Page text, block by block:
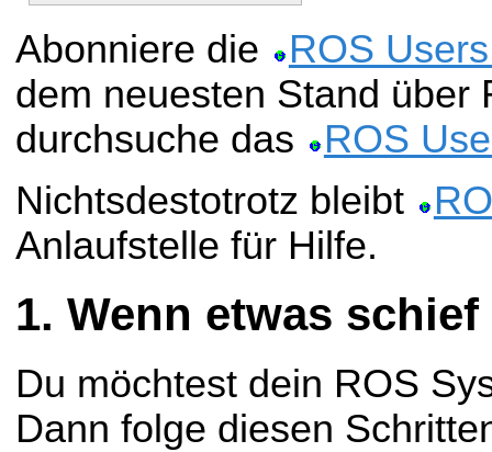
Abonniere die
ROS
dem neuesten Stand über
durchsuche das
ROS
Nichtsdestotrotz bleibt
Anlaufstelle für Hilfe.
Wenn etwas
Du möchtest dein ROS
Dann folge diesen